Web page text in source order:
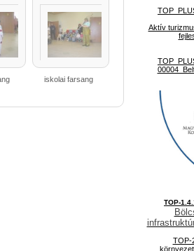
iskolai farsang
Aktív
00004
TOP-
TOP-